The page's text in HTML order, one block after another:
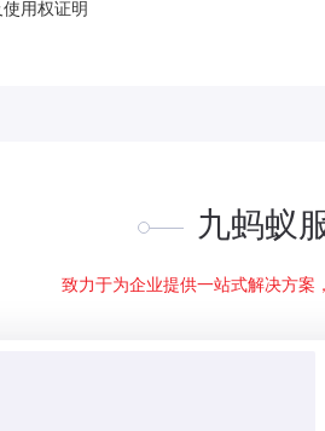
用权证明
九蚂蚁
致力于为企业提供一站式解决方案